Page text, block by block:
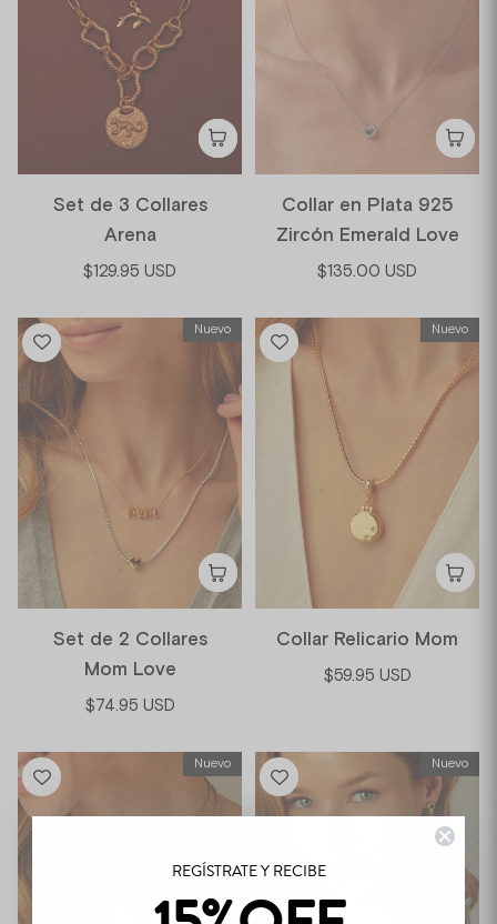
Set de 3 Collares
Arena
$129.95 USD
Collar en Plata 925
Zircón Emerald Love
$135.00 USD
Nuevo
Set de 2 Collares
Mom Love
$74.95 USD
Nuevo
Collar Relicario Mom
$59.95 USD
Nuevo Nuevo
REGÍSTRATE Y RECIBE